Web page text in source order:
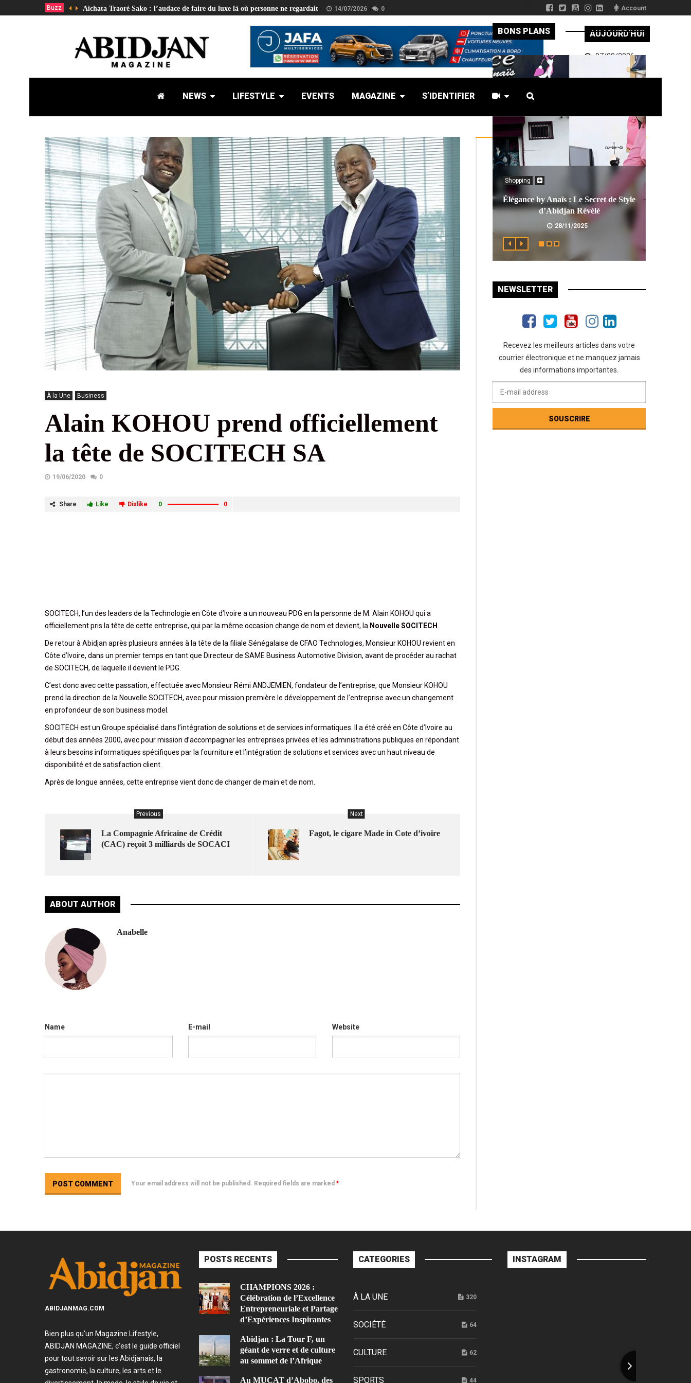
Buzz Aichata Traoré Sako : l’audace de faire du luxe là où personne ne regardait 14/07/2026 0 Account
AUJOURD'HUI
07/08/2026
NEWS LIFESTYLE EVENTS MAGAZINE S’IDENTIFIER
À la Une Business
Alain KOHOU prend officiellement
la tête de SOCITECH SA
19/06/2020 0
Share Like Dislike 0 0
SOCITECH, l’un des leaders de la Technologie en Côte d’Ivoire a un nouveau PDG en la personne de M. Alain KOHOU qui a
officiellement pris la tête de cette entreprise, qui par la même occasion change de nom et devient, la Nouvelle SOCITECH
De retour à Abidjan après plusieurs années à la tête de la filiale Sénégalaise de CFAO Technologies, Monsieur KOHOU revient en
Côte d’Ivoire, dans un premier temps en tant que Directeur de SAME Business Automotive Division, avant de procéder au rachat
de SOCITECH, de laquelle il devient le PDG.
C’est donc avec cette passation, effectuée avec Monsieur Rémi ANDJEMIEN, fondateur de l’entreprise, que Monsieur KOHOU
prend la direction de la Nouvelle SOCITECH, avec pour mission première le développement de l’entreprise avec un changement
en profondeur de son business model.
SOCITECH est un Groupe spécialisé dans l’intégration de solutions et de services informatiques. Il a été créé en Côte d’Ivoire au
début des années 2000, avec pour mission d’accompagner les entreprises privées et les administrations publiques en répondant
à leurs besoins informatiques spécifiques par la fourniture et l’intégration de solutions et services avec un haut niveau de
disponibilité et de satisfaction client.
Après de longue années, cette entreprise vient donc de changer de main et de nom.
Previous
La Compagnie Africaine de Crédit
(CAC) reçoit 3 milliards de SOCACI
Next
Fagot, le cigare Made in Cote d’ivoire
ABOUT AUTHOR
Anabelle
Name E-mail Website
Your email address will not be published. Required fields are marked *
BONS PLANS
Shopping
Élégance by Anaïs : Le Secret de Style
d’Abidjan Révélé
28/11/2025
NEWSLETTER
Recevez les meilleurs articles dans votre
courrier électronique et ne manquez jamais
des informations importantes.
ABIDJANMAG.COM
Bien plus qu'un Magazine Lifestyle,
ABIDJAN MAGAZINE, c'est le guide officiel
pour tout savoir sur les Abidjanais, la
gastronomie, la culture, les arts et le
POSTS RECENTS
CHAMPIONS 2026 :
Célébration de l’Excellence
Entrepreneuriale et Partage
d’Expériences Inspirantes
Abidjan : La Tour F, un
géant de verre et de culture
au sommet de l’Afrique
Au MUCAT d’Abobo, des
CATEGORIES
À LA UNE 320
SOCIÉTÉ 64
CULTURE 62
SPORTS 44
INSTAGRAM